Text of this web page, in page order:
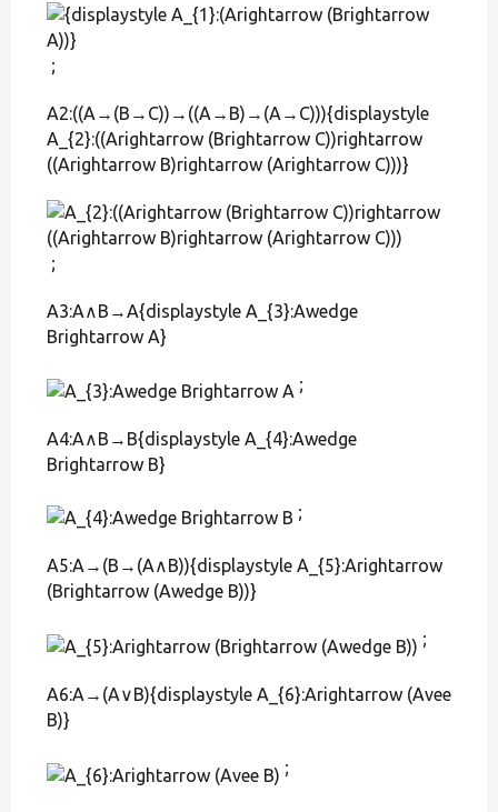
;
A2:((A→(B→C))→((A→B)→(A→C))){displaystyle
A_{2}:((Arightarrow (Brightarrow C))rightarrow
((Arightarrow B)rightarrow (Arightarrow C)))}
;
A3:A∧B→A{displaystyle A_{3}:Awedge
Brightarrow A}
;
A4:A∧B→B{displaystyle A_{4}:Awedge
Brightarrow B}
;
A5:A→(B→(A∧B)){displaystyle A_{5}:Arightarrow
(Brightarrow (Awedge B))}
;
A6:A→(A∨B){displaystyle A_{6}:Arightarrow (Avee
B)}
;